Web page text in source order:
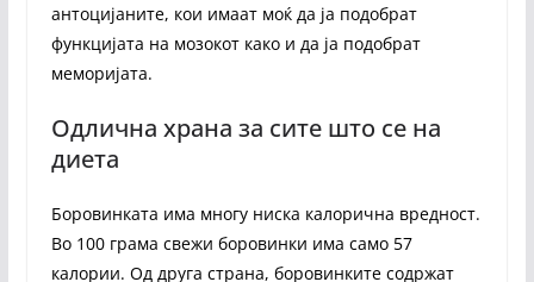
антоцијаните, кои имаат моќ да ја подобрат
функцијата на мозокот како и да ја подобрат
меморијата.
Одлична храна за сите што се на
диета
Боровинката има многу ниска калорична вредност.
Во 100 грама свежи боровинки има само 57
калории. Од друга страна, боровинките содржат